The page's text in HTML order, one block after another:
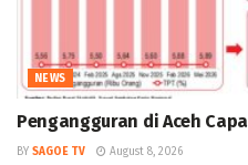
NEWS
Pengangguran di Aceh
BY SAGOE TV August 8, 2026